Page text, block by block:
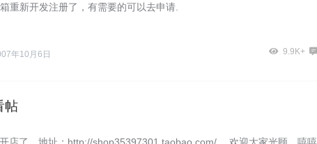
重新开发注册了，有需要的可以去申请.
年10月6日 9.9K+
帖